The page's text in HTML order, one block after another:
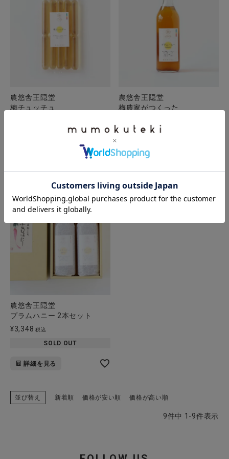
農悠舎王隠堂
梅チュッチュ
農悠舎王隠堂
梅農家がつくった
1,242 税込
カートに入れる
農悠舎王隠堂
プラムハニー 2本セット
¥3,348 税込
SOLD OUT
詳細を見る
並び替え 新着順 価格が安い順 価格が高い順
9件中 1 -9件表示